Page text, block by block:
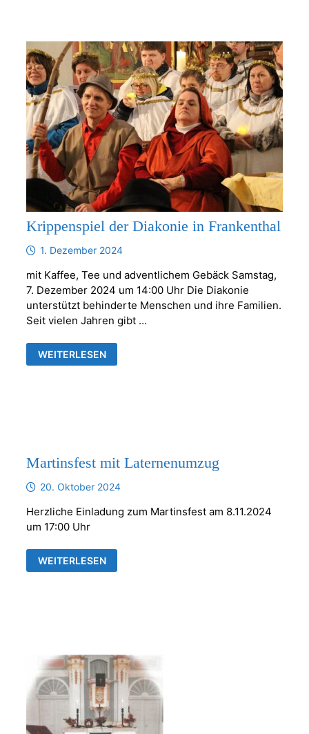
Krippenspiel der Diakonie in Frankenthal
1. Dezember 2024
mit Kaffee, Tee und adventlichem Gebäck Samstag,
7. Dezember 2024 um 14:00 Uhr Die Diakonie
unterstützt behinderte Menschen und ihre Familien.
Seit vielen Jahren gibt …
KRIPPENSPIEL
DER
WEITERLESEN
Martinsfest mit Laternenumzug
20. Oktober 2024
Herzliche Einladung zum Martinsfest am 8.11.2024
um 17:00 Uhr
MARTINSFEST
MIT
WEITERLESEN